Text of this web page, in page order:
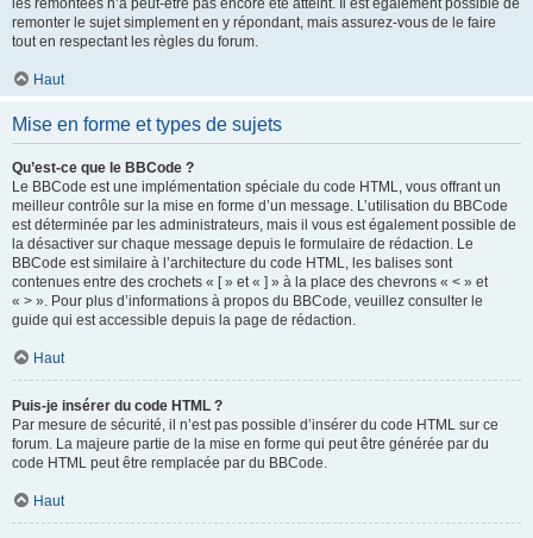
les remontées n’a peut-être pas encore été atteint. Il est également possible de
remonter le sujet simplement en y répondant, mais assurez-vous de le faire
tout en respectant les règles du forum.
Haut
Mise en forme et types de sujets
Qu’est-ce que le BBCode ?
Le BBCode est une implémentation spéciale du code HTML, vous offrant un
meilleur contrôle sur la mise en forme d’un message. L’utilisation du BBCode
est déterminée par les administrateurs, mais il vous est également possible de
la désactiver sur chaque message depuis le formulaire de rédaction. Le
BBCode est similaire à l’architecture du code HTML, les balises sont
contenues entre des crochets « [ » et « ] » à la place des chevrons « < » et
« > ». Pour plus d’informations à propos du BBCode, veuillez consulter le
guide qui est accessible depuis la page de rédaction.
Haut
Puis-je insérer du code HTML ?
Par mesure de sécurité, il n’est pas possible d’insérer du code HTML sur ce
forum. La majeure partie de la mise en forme qui peut être générée par du
code HTML peut être remplacée par du BBCode.
Haut